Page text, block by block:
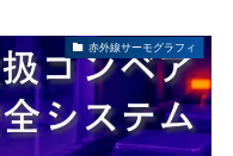
赤外線サーモグラフィ